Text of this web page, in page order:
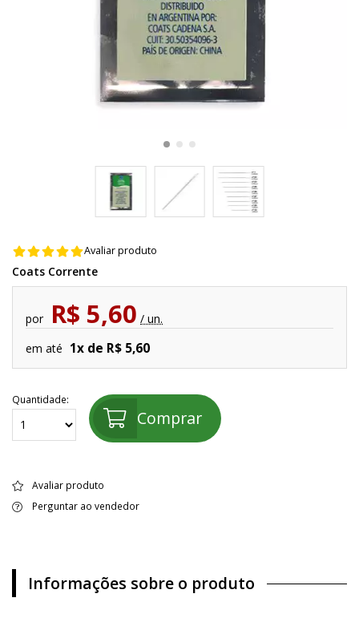
Avaliar produto
Coats Corrente
por R$ 5,60 / un.
em até 1x de R$ 5,60
Quantidade:
Comprar
Avaliar produto
Perguntar ao vendedor
Informações sobre o produto